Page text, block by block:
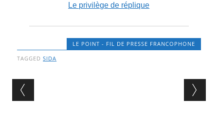
Le privilège de réplique
LE POINT - FIL DE PRESSE FRANCOPHONE
TAGGEDSIDA
Post navigation